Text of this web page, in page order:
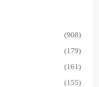
(908)
(179)
(161)
(155)